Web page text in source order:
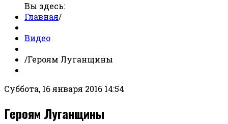
Вы здесь:
Главная/
Видео
/Героям Луганщины
Суббота, 16 января 2016 14:54
Героям Луганщины